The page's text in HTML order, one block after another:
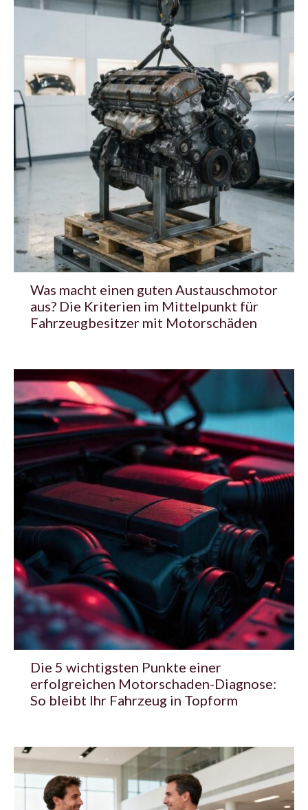
Was macht einen guten Austauschmotor
aus? Die Kriterien im Mittelpunkt für
Fahrzeugbesitzer mit Motorschäden
Die 5 wichtigsten Punkte einer
erfolgreichen Motorschaden-Diagnose:
So bleibt Ihr Fahrzeug in Topform